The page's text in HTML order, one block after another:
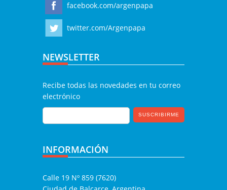
facebook.com/argenpapa
twitter.com/Argenpapa
NEWSLETTER
Recibe todas las novedades en tu correo
electrónico
INFORMACIÓN
Calle 19 Nº 859 (7620)